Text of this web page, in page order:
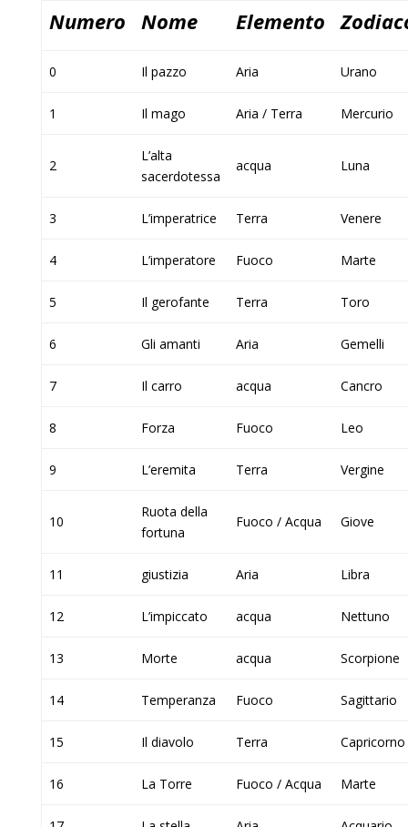
Numero Nome Elemento
0 Il pazzo Aria Urano
1 Il mago Aria / Terra Mercurio
2
L’alta
sacerdotessa
acqua Luna
3 L’imperatrice Terra Venere
4 L’imperatore Fuoco Marte
5 Il gerofante Terra Toro
6 Gli amanti Aria Gemelli
7 Il carro acqua Cancro
8 Forza Fuoco Leo
9 L’eremita Terra Vergine
10
Ruota della
fortuna
Fuoco / Acqua Giove
11 giustizia Aria Libra
12 L’impiccato acqua Nettuno
13 Morte acqua Scorpione
14 Temperanza Fuoco Sagittario
15 Il diavolo Terra Capricorno
16 La Torre Fuoco / Acqua Marte